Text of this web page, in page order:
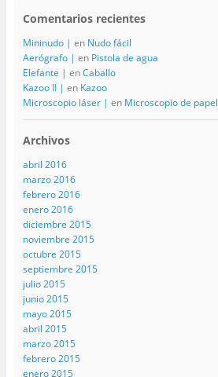
Comentarios recientes
Mininudo | en Nudo fácil
Aerógrafo | en Pistola de agua
Elefante | enCaballo
Kazoo II | en Kazoo
Microscopio láser | en Microscopio de papel
Archivos
abril 2016
marzo 2016
febrero 2016
enero 2016
diciembre 2015
noviembre 2015
octubre 2015
septiembre 2015
julio 2015
junio 2015
mayo 2015
abril 2015
marzo 2015
febrero 2015
enero 2015